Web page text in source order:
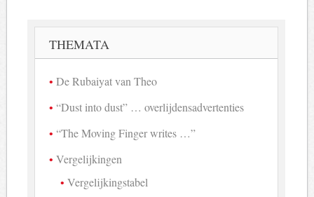
THEMATA
De Rubaiyat van Theo
“Dust into dust” … overlijdensadvertenties
“The Moving Finger writes …”
Vergelijkingen
Vergelijkingstabel